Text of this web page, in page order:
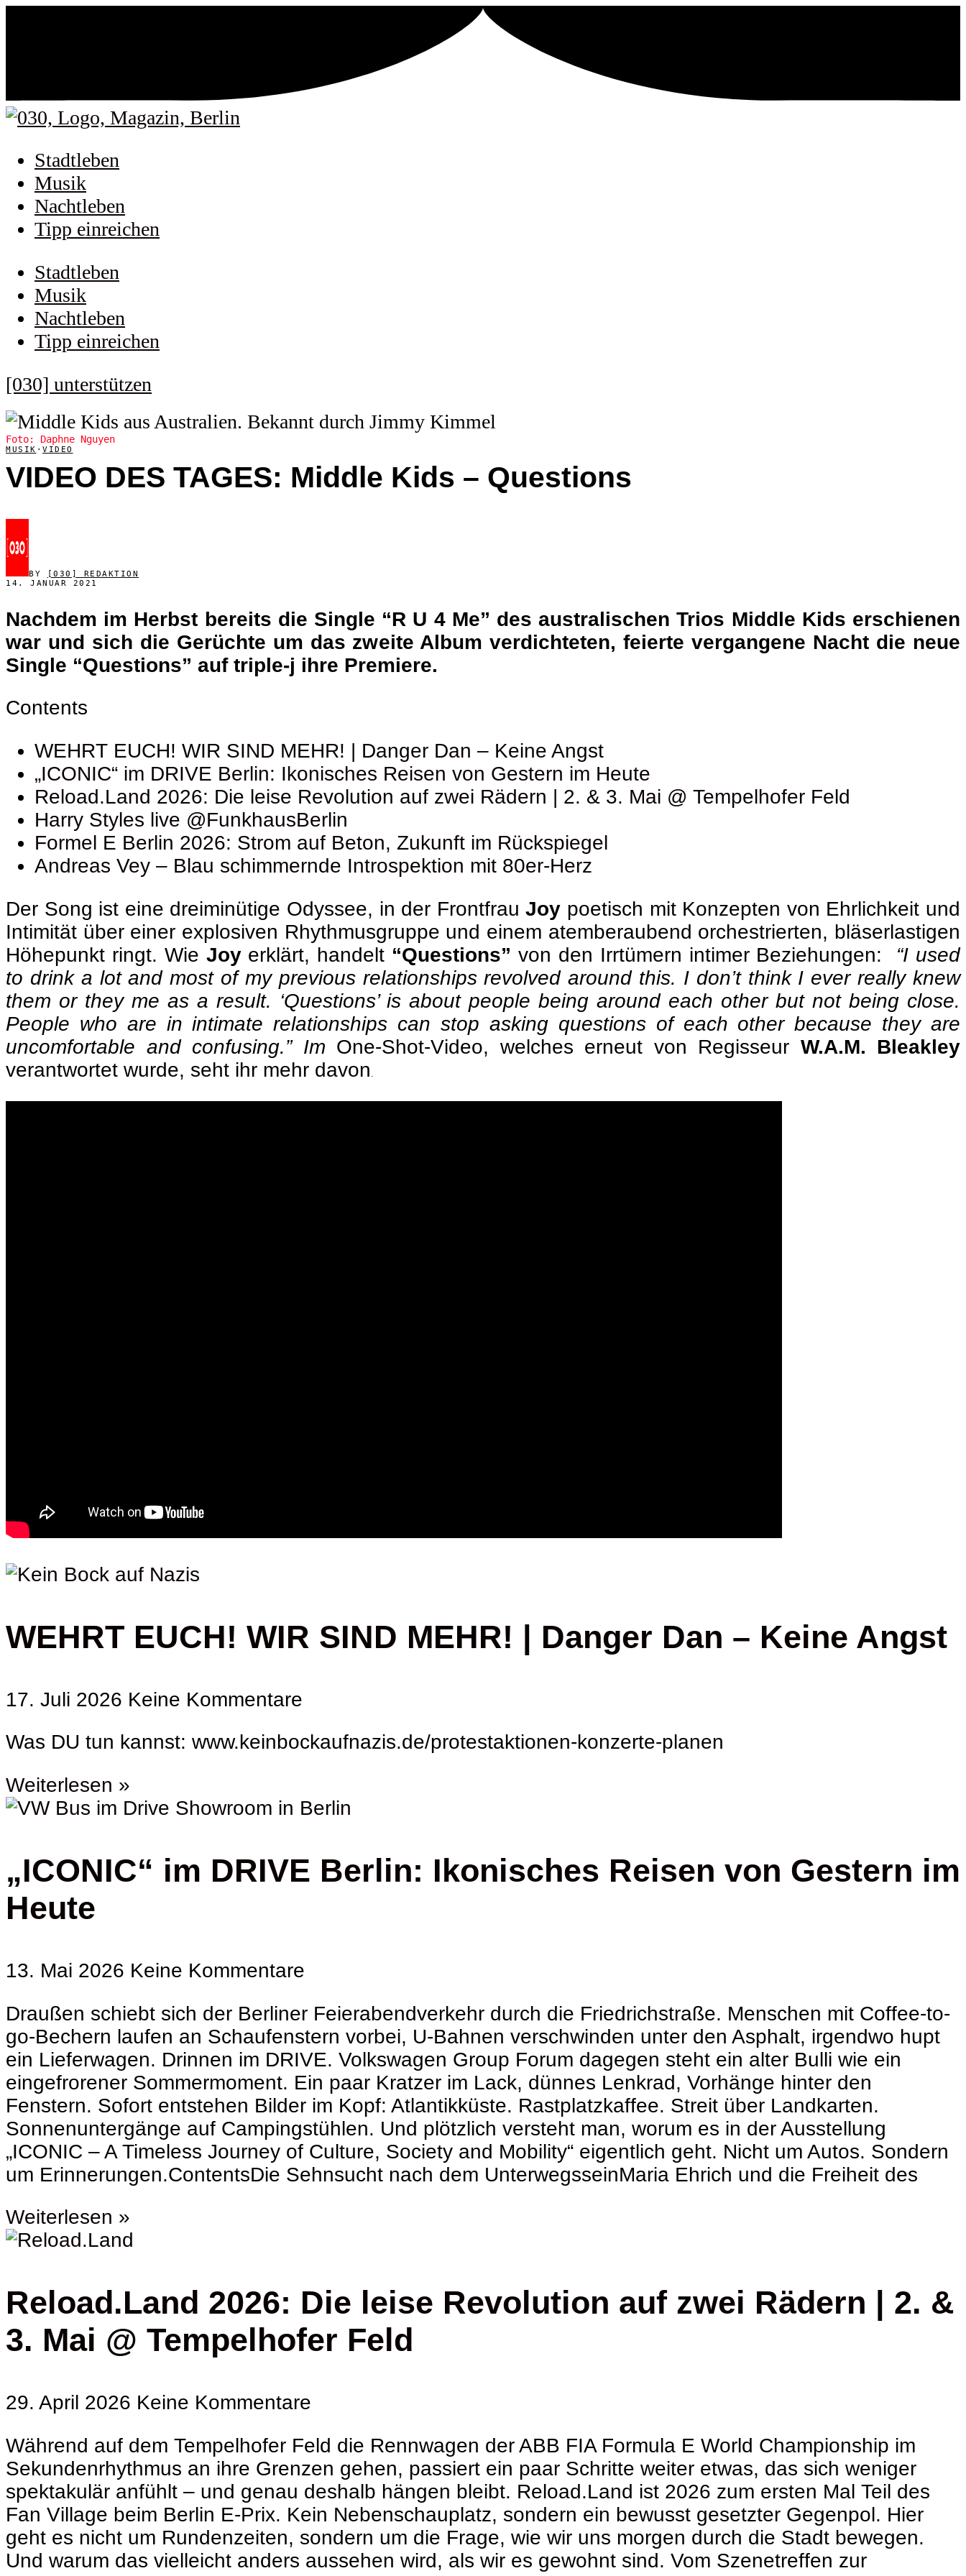
Stadtleben
Musik
Nachtleben
Tipp einreichen
Stadtleben
Musik
Nachtleben
Tipp einreichen
[030] unterstützen
Foto: Daphne Nguyen
MUSIK · VIDEO
VIDEO DES TAGES: Middle Kids – Questions
BY
[030] REDAKTION
14. JANUAR 2021
Nachdem im Herbst bereits die Single “R U 4 Me” des australischen Trios Middle Kids erschienen
war und sich die Gerüchte um das zweite Album verdichteten, feierte vergangene Nacht die neue
Single “Questions” auf triple-j ihre Premiere.
Contents
WEHRT EUCH! WIR SIND MEHR! | Danger Dan – Keine Angst
„ICONIC“ im DRIVE Berlin: Ikonisches Reisen von Gestern im Heute
Reload.Land 2026: Die leise Revolution auf zwei Rädern | 2. & 3. Mai @ Tempelhofer Feld
Harry Styles live @FunkhausBerlin
Formel E Berlin 2026: Strom auf Beton, Zukunft im Rückspiegel
Andreas Vey – Blau schimmernde Introspektion mit 80er-Herz
Der Song ist eine dreiminütige Odyssee, in der FrontfrauJoy poetisch mit Konzepten von Ehrlichkeit und
Intimität über einer explosiven Rhythmusgruppe und einem atemberaubend orchestrierten, bläserlastigen
Höhepunkt ringt. Wie Joy erklärt, handelt “Questions”von den Irrtümern intimer Beziehungen:
“I used
to drink a lot and most of my previous relationships revolved around this. I don’t think I ever really knew
them or they me as a result. ‘Questions’ is about people being around each other but not being close.
People who are in intimate relationships can stop asking questions of each other because they are
uncomfortable and confusing.” Im One-Shot-Video, welches erneut von Regisseur W.A.M. Bleakley
verantwortet wurde, seht ihr mehr davon
WEHRT EUCH! WIR SIND MEHR! | Danger Dan – Keine Angst
17. Juli 2026 Keine Kommentare
Was DU tun kannst: www.keinbockaufnazis.de/protestaktionen-konzerte-planen
Weiterlesen »
„ICONIC“ im DRIVE Berlin: Ikonisches Reisen von Gestern im
Heute
13. Mai 2026 Keine Kommentare
Draußen schiebt sich der Berliner Feierabendverkehr durch die Friedrichstraße. Menschen mit Coffee-to-
go-Bechern laufen an Schaufenstern vorbei, U-Bahnen verschwinden unter den Asphalt, irgendwo hupt
ein Lieferwagen. Drinnen im DRIVE. Volkswagen Group Forum dagegen steht ein alter Bulli wie ein
eingefrorener Sommermoment. Ein paar Kratzer im Lack, dünnes Lenkrad, Vorhänge hinter den
Fenstern. Sofort entstehen Bilder im Kopf: Atlantikküste. Rastplatzkaffee. Streit über Landkarten.
Sonnenuntergänge auf Campingstühlen. Und plötzlich versteht man, worum es in der Ausstellung
„ICONIC – A Timeless Journey of Culture, Society and Mobility“ eigentlich geht. Nicht um Autos. Sondern
um Erinnerungen.ContentsDie Sehnsucht nach dem UnterwegsseinMaria Ehrich und die Freiheit des
Weiterlesen »
Reload.Land 2026: Die leise Revolution auf zwei Rädern | 2. &
3. Mai @ Tempelhofer Feld
29. April 2026 Keine Kommentare
Während auf dem Tempelhofer Feld die Rennwagen der ABB FIA Formula E World Championship im
Sekundenrhythmus an ihre Grenzen gehen, passiert ein paar Schritte weiter etwas, das sich weniger
spektakulär anfühlt – und genau deshalb hängen bleibt. Reload.Land ist 2026 zum ersten Mal Teil des
Fan Village beim Berlin E-Prix. Kein Nebenschauplatz, sondern ein bewusst gesetzter Gegenpol. Hier
geht es nicht um Rundenzeiten, sondern um die Frage, wie wir uns morgen durch die Stadt bewegen.
Und warum das vielleicht anders aussehen wird, als wir es gewohnt sind. Vom Szenetreffen zur